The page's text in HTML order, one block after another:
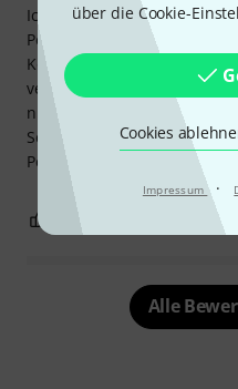
über die Cookie-
Cookies
Impressum ·
Ich habe mir die Voodoo
Pedalboard gekauft. Einer
Kontrabass) und der zweite
verschiedene Amps). Sie
nicht und lassen sich dank
Schraubhalterungen sehr
Pedalboard montieren.
Alle